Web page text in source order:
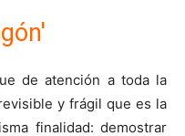
de atención a toda la
y frágil que es la
finalidad: demostrar